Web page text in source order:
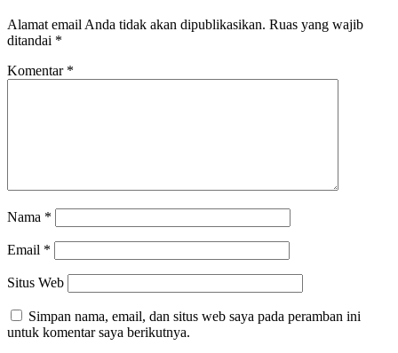
Alamat email Anda tidak akan dipublikasikan. Ruas yang wajib
ditandai *
Komentar *
Nama *
Email *
Situs Web
Simpan nama, email, dan situs web saya pada peramban ini
untuk komentar saya berikutnya.